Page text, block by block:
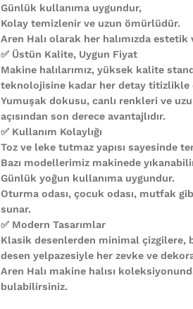
Günlük kullanıma uygundur,
Kolay temizlenir ve uzun ömürlüdür.
Aren Halı olarak her halımızda estetik
✅ Üstün Kalite, Uygun Fiyat
Makine halılarımız, yüksek kalite
teknolojisine kadar her detay titizlikle
Yumuşak dokusu, canlı renkleri ve
açısından son derece avantajlıdır.
✅ Kullanım Kolaylığı
Toz ve leke tutmaz yapısı sayesinde
Bazı modellerimiz makinede
Günlük yoğun kullanıma uygundur.
Oturma odası, çocuk odası, mutfak
sunar.
✅ Modern Tasarımlar
Klasik desenlerden minimal
desen yelpazesiyle her zevke ve
Aren Halı makine halısı
bulabilirsiniz.